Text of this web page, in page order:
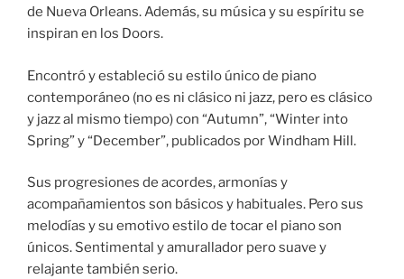
de Nueva Orleans. Además, su música y su espíritu se
inspiran en los Doors.
Encontró y estableció su estilo único de piano
contemporáneo (no es ni clásico ni jazz, pero es clásico
y jazz al mismo tiempo) con “Autumn”, “Winter into
Spring” y “December”, publicados por Windham Hill.
Sus progresiones de acordes, armonías y
acompañamientos son básicos y habituales. Pero sus
melodías y su emotivo estilo de tocar el piano son
únicos. Sentimental y amurallador pero suave y
relajante también serio.